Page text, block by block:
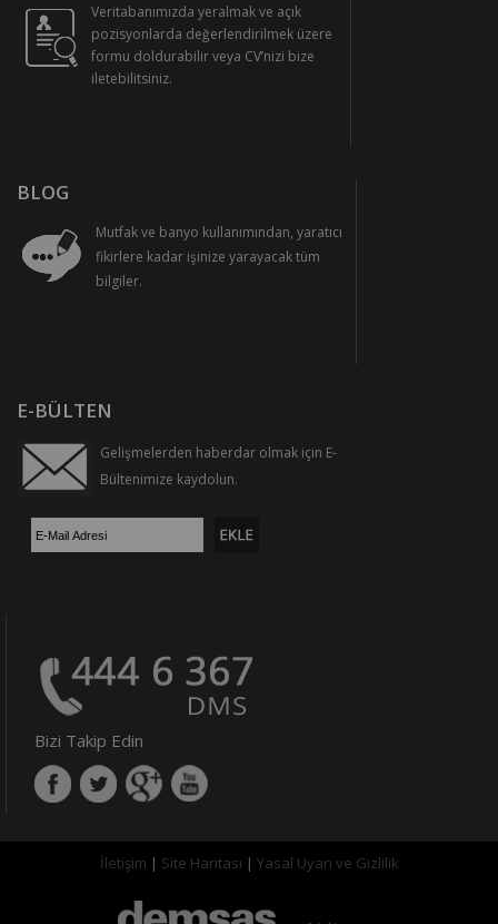
Veritabanımızda yeralmak ve açık
pozisyonlarda değerlendirilmek üzere
formu doldurabilir veya CV’nizi bize
iletebilitsiniz.
BLOG
Mutfak ve banyo kullanımından, yaratıcı
fikirlere kadar işinize yarayacak tüm
bilgiler.
E-BÜLTEN
Gelişmelerden haberdar olmak için E-
Bültenimize kaydolun.
Bizi Takip Edin
İletişim | Site Haritası | Yasal Uyarı ve Gizlilik